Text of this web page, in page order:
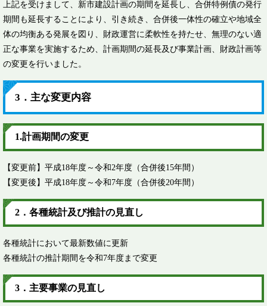
上記を受けまして、新市建設計画の期間を延長し、合併特例債の発行
期間も延長することにより、引き続き、合併後一体性の確立や地域全
体の均衡ある発展を図り、財政運営に柔軟性を持たせ、無理のない適
正な事業を実施するため、計画期間の延長及び事業計画、財政計画等
の変更を行いました。
3．主な変更内容
1.計画期間の変更
【変更前】平成18年度～令和2年度（合併後15年間）
【変更後】平成18年度～令和7年度（合併後20年間）
2．各種統計及び推計の見直し
各種統計において最新数値に更新
各種統計の推計期間を令和7年度まで変更
3．主要事業の見直し